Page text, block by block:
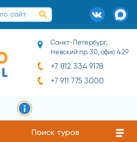
Санкт-Петербург,
Невский пр. 30, офис 4.29
+7 812 334 9178
+7 911 775 3000
Поиск туров